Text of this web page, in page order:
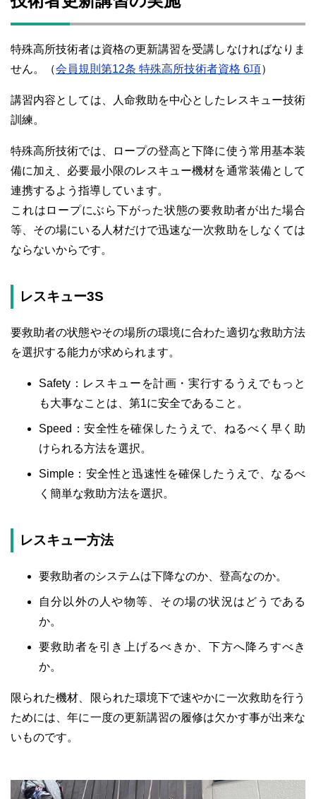
特殊高所技術者は資格の更新講習を受講しなければなりま
せん。
（会員規則第12条 特殊高所技術者資格 6項）
講習内容としては、人命救助を中心としたレスキュー技術
訓練。
特殊高所技術では、ロープの登高と下降に使う常用基本装
備に加え、必要最小限のレスキュー機材を通常装備として
連携するよう指導しています。
これはロープにぶら下がった状態の要救助者が出た場合
等、その場にいる人材だけで迅速な一次救助をしなくては
ならないからです。
レスキュー3S
要救助者の状態やその場所の環境に合わた適切な救助方法
を選択する能力が求められます。
Safety：レスキューを計画・実行するうえでもっと
も大事なことは、第1に安全であること。
Speed：安全性を確保したうえで、ねるべく早く助
けられる方法を選択。
Simple：安全性と迅速性を確保したうえで、なるべ
く簡単な救助方法を選択。
レスキュー方法
要救助者のシステムは下降なのか、登高なのか。
自分以外の人や物等、その場の状況はどうである
か。
要救助者を引き上げるべきか、下方へ降ろすべき
か。
限られた機材、限られた環境下で速やかに一次救助を行う
ためには、年に一度の更新講習の履修は欠かす事が出来な
いものです。